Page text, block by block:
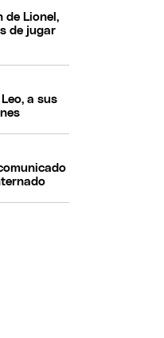
de Lionel,
de jugar
a sus